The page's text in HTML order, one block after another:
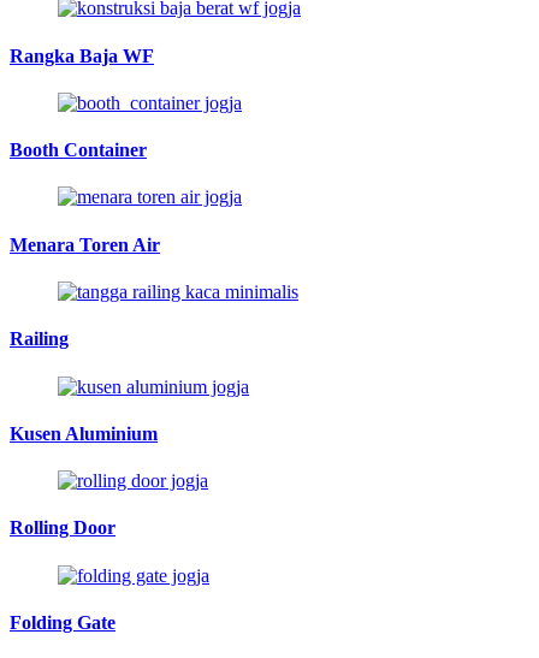
Rangka Baja WF
Booth Container
Menara Toren Air
Railing
Kusen Aluminium
Rolling Door
Folding Gate